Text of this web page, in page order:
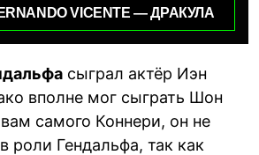
VICENTE — ДРАКУЛА
сыграл актёр Иэн
вполне мог сыграть Шон
самого Коннери, он не
роли Гендальфа, так как